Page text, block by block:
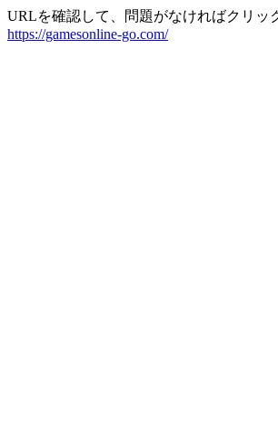
URLを確認して、問題がなければクリッ
https://gamesonline-go.com/